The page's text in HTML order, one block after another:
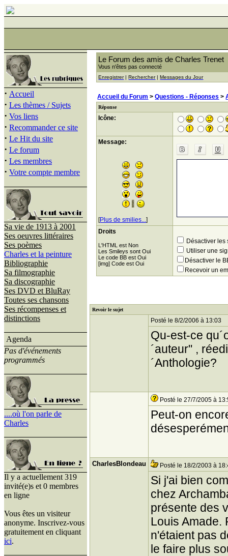
· Accueil
· Les thèmes / Sujets
· Vos liens
· Recommander ce site
· Le Hit du site
· Le forum
· Les membres
· Votre compte membre
Sa vie de 1913 à 2001
Ses oeuvres littéraires
Ses poèmes
Charles et la peinture
Bibliographie
Sa filmographie
Sa discographie
Ses DVD et BluRay
Toutes ses chansons
Ses récompenses et
distinctions
Agenda
Pas d'événements
programmés
....où l'on parle de
Charles
Il y a actuellement 319
invité(e)s et 0 membres
en ligne
Vous êtes un visiteur
anonyme. Inscrivez-vous
gratuitement en cliquant
ici.
Le Forum des amis de Charles Trenet
Vous n'êtes pas connecté
Enregistrer|Rechercher|Messages du Jour
Accueil du Forum >Questions - Réponses >
Réponse
Icône:
Message:
[Plus de smilies...]
Droits
L'HTML est Non
Les Smileys sont Oui
Le code BB est Oui
[img] Code est Oui
Désactiver les
Utiliser une
Désactiver le
Recevoir un
Revoir le sujet
Posté le 8/2/2006 à 13:03
Qu-est-ce
´auteur" ,
´Anthologie?
Posté le 27/7/2005 à
Peut-on
CharlesBlondeau Posté le 18/2/2003 à
Si j'ai bien
chez
présente des
Louis Amade.
n'étaient pas
le faire plus